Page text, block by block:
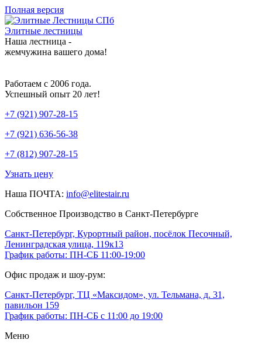
Полная версия
Элитные лестницы
Наша лестница -
жемчужина вашего дома!
Работаем с 2006 года.
Успешный опыт 20 лет!
+7 (921) 907-28-15
+7 (921) 636-56-38
+7 (812) 907-28-15
Узнать цену
Наша ПОЧТА: info@elitestair.ru
Собственное Производство в Санкт-Петербурге
Санкт-Петербург, Курортный район, посёлок Песочный,
Ленинградская улица, 119к13
График работы: ПН-СБ 11:00-19:00
Офис продаж и шоу-рум:
Санкт-Петербург, ТЦ «Максидом», ул. Тельмана, д. 31,
павильон 159
График работы: ПН-СБ с 11:00 до 19:00
Меню